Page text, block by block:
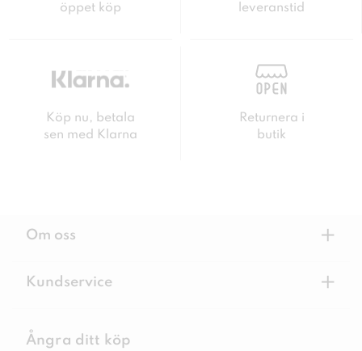
öppet köp
leveranstid
Köp nu, betala
sen med Klarna
Returnera i
butik
Om oss +
Kundservice +
Ångra ditt köp